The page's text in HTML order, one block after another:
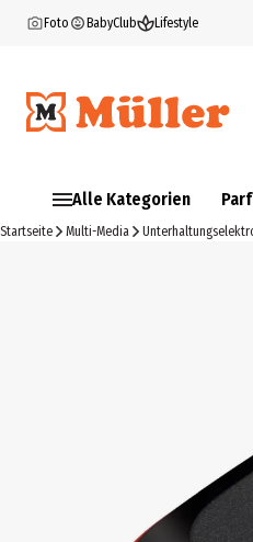
Foto BabyClub Lifestyle
Alle Kategorien
Startseite Multi-Media